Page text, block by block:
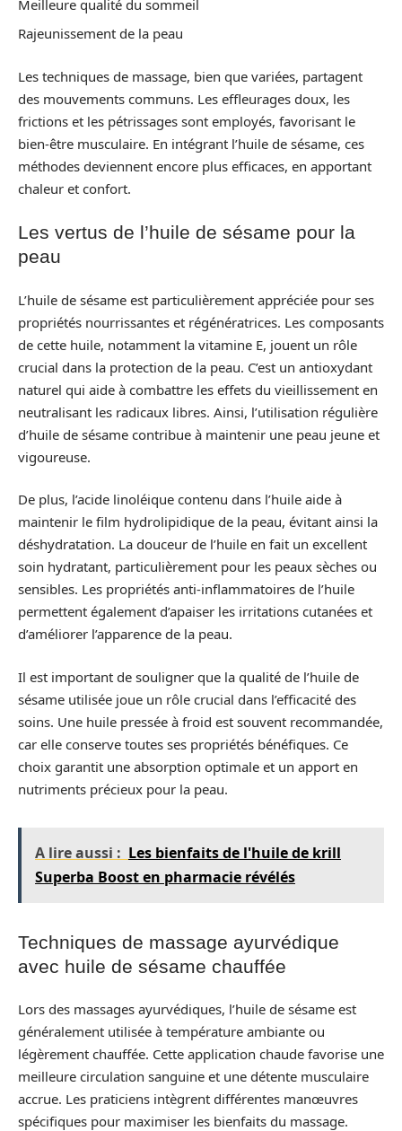
Meilleure qualité du sommeil
Rajeunissement de la peau
Les techniques de massage, bien que variées, partagent
des mouvements communs. Les effleurages doux, les
frictions et les pétrissages sont employés, favorisant le
bien-être musculaire. En intégrant l’huile de sésame, ces
méthodes deviennent encore plus efficaces, en apportant
chaleur et confort.
Les vertus de l’huile de sésame pour la
peau
L’huile de sésame est particulièrement appréciée pour ses
propriétés nourrissantes et régénératrices. Les composants
de cette huile, notamment la vitamine E, jouent un rôle
crucial dans la protection de la peau. C’est un antioxydant
naturel qui aide à combattre les effets du vieillissement en
neutralisant les radicaux libres. Ainsi, l’utilisation régulière
d’huile de sésame contribue à maintenir une peau jeune et
vigoureuse.
De plus, l’acide linoléique contenu dans l’huile aide à
maintenir le film hydrolipidique de la peau, évitant ainsi la
déshydratation. La douceur de l’huile en fait un excellent
soin hydratant, particulièrement pour les peaux sèches ou
sensibles. Les propriétés anti-inflammatoires de l’huile
permettent également d’apaiser les irritations cutanées et
d’améliorer l’apparence de la peau.
Il est important de souligner que la qualité de l’huile de
sésame utilisée joue un rôle crucial dans l’efficacité des
soins. Une huile pressée à froid est souvent recommandée,
car elle conserve toutes ses propriétés bénéfiques. Ce
choix garantit une absorption optimale et un apport en
nutriments précieux pour la peau.
A lire aussi : Les bienfaits de l'huile de krill
Superba Boost en pharmacie révélés
Techniques de massage ayurvédique
avec huile de sésame chauffée
Lors des massages ayurvédiques, l’huile de sésame est
généralement utilisée à température ambiante ou
légèrement chauffée. Cette application chaude favorise une
meilleure circulation sanguine et une détente musculaire
accrue. Les praticiens intègrent différentes manœuvres
spécifiques pour maximiser les bienfaits du massage.